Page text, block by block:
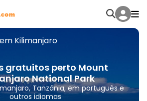
Kilimanjaro
gratuitos perto Mount
National Park
Tanzânia, em português e
outros idiomas